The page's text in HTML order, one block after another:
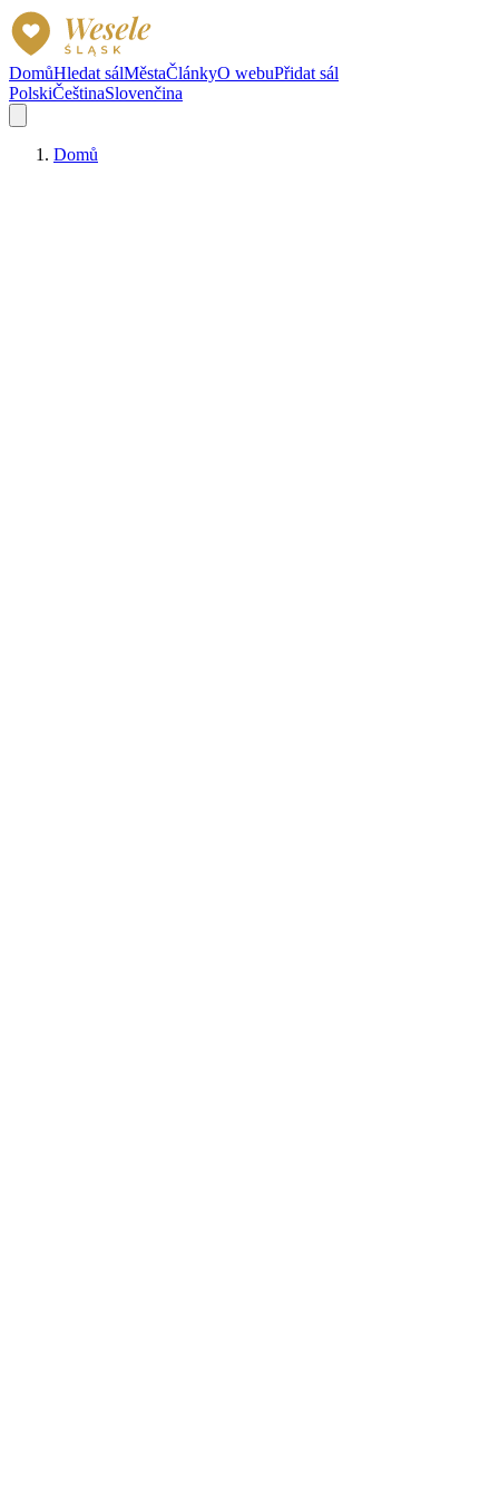
DomůHledat sálMěstaČlánkyO webuPřidat sál
PolskiČeštinaSlovenčina
Domů